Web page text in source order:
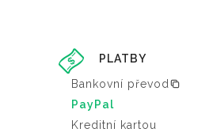
PLATBY
Bankovní převod
PayPal
Kreditní kartou